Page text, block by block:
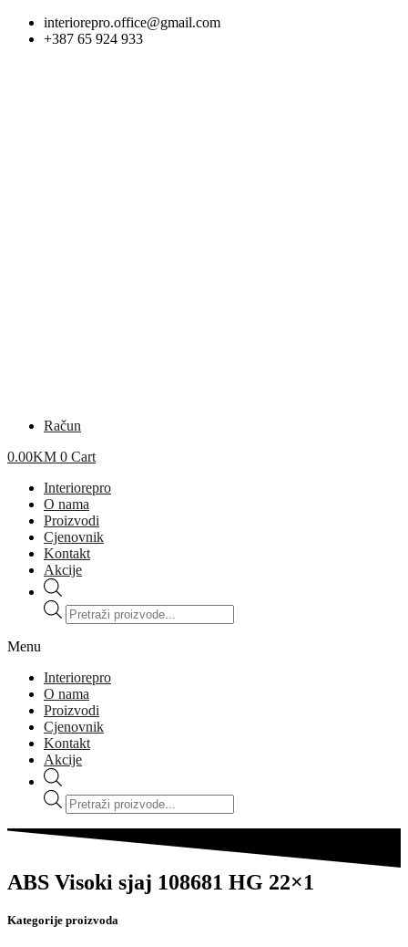
Skip
interiorepro.office@gmail.com
+387 65 924 933
Račun
0.00KM 0 Cart
Interiorepro
O nama
Proizvodi
Cjenovnik
Kontakt
Akcije
Products
search
Menu
Interiorepro
O nama
Proizvodi
Cjenovnik
Kontakt
Akcije
Products
search
ABS Visoki sjaj 108681 HG 22×1
Kategorije proizvoda